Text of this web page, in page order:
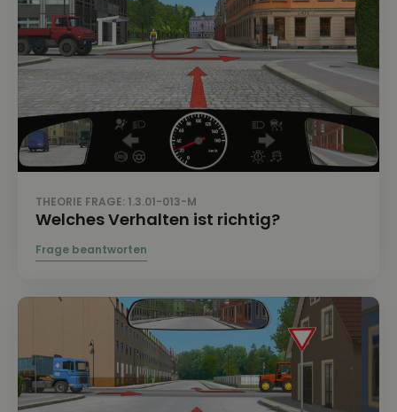
THEORIE FRAGE: 1.3.01-013-M
Welches Verhalten ist richtig?